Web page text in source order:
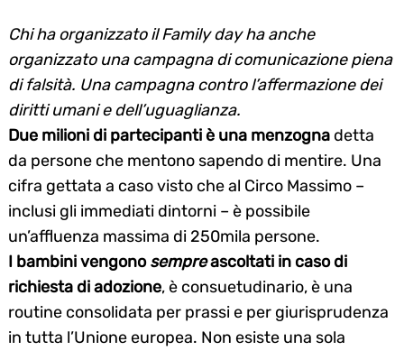
Chi ha organizzato il Family day ha anche
organizzato una campagna di comunicazione piena
di falsità. Una campagna contro l’affermazione dei
diritti umani e dell’uguaglianza.
Due milioni di partecipanti è una menzogna detta
da persone che mentono sapendo di mentire. Una
cifra gettata a caso visto che al Circo Massimo –
inclusi gli immediati dintorni – è possibile
un’affluenza massima di 250mila persone.
I bambini vengonosempreascoltati in caso di
richiesta di adozione, è consuetudinario, è una
routine consolidata per prassi e per giurisprudenza
in tutta l’Unione europea. Non esiste una sola